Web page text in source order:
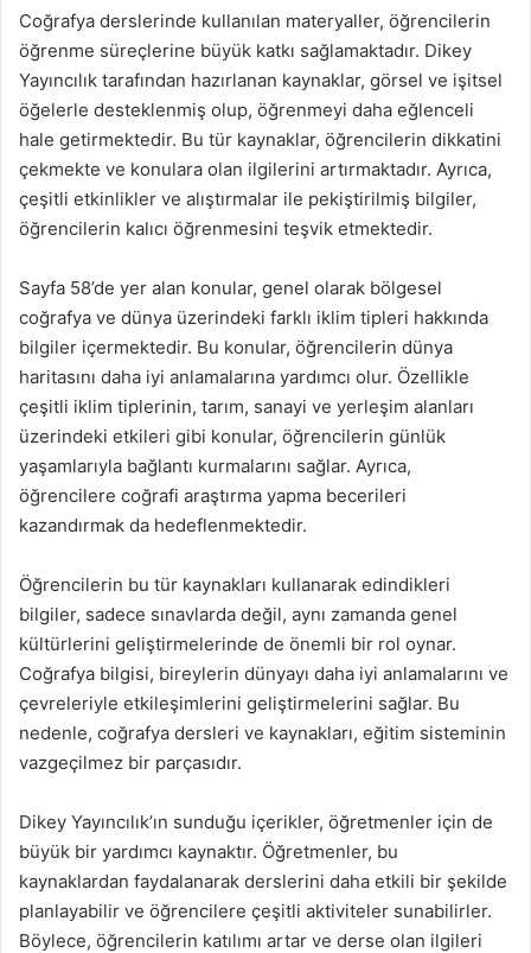
Coğrafya derslerinde kullanılan materyaller, öğrencilerin
öğrenme süreçlerine büyük katkı sağlamaktadır. Dikey
Yayıncılık tarafından hazırlanan kaynaklar, görsel ve işitsel
öğelerle desteklenmiş olup, öğrenmeyi daha eğlenceli
hale getirmektedir. Bu tür kaynaklar, öğrencilerin dikkatini
çekmekte ve konulara olan ilgilerini artırmaktadır. Ayrıca,
çeşitli etkinlikler ve alıştırmalar ile pekiştirilmiş bilgiler,
öğrencilerin kalıcı öğrenmesini teşvik etmektedir.
Sayfa 58’de yer alan konular, genel olarak bölgesel
coğrafya ve dünya üzerindeki farklı iklim tipleri hakkında
bilgiler içermektedir. Bu konular, öğrencilerin dünya
haritasını daha iyi anlamalarına yardımcı olur. Özellikle
çeşitli iklim tiplerinin, tarım, sanayi ve yerleşim alanları
üzerindeki etkileri gibi konular, öğrencilerin günlük
yaşamlarıyla bağlantı kurmalarını sağlar. Ayrıca,
öğrencilere coğrafi araştırma yapma becerileri
kazandırmak da hedeflenmektedir.
Öğrencilerin bu tür kaynakları kullanarak edindikleri
bilgiler, sadece sınavlarda değil, aynı zamanda genel
kültürlerini geliştirmelerinde de önemli bir rol oynar.
Coğrafya bilgisi, bireylerin dünyayı daha iyi anlamalarını ve
çevreleriyle etkileşimlerini geliştirmelerini sağlar. Bu
nedenle, coğrafya dersleri ve kaynakları, eğitim sisteminin
vazgeçilmez bir parçasıdır.
Dikey Yayıncılık’ın sunduğu içerikler, öğretmenler için de
büyük bir yardımcı kaynaktır. Öğretmenler, bu
kaynaklardan faydalanarak derslerini daha etkili bir şekilde
planlayabilir ve öğrencilere çeşitli aktiviteler sunabilirler.
Böylece, öğrencilerin katılımı artar ve derse olan ilgileri